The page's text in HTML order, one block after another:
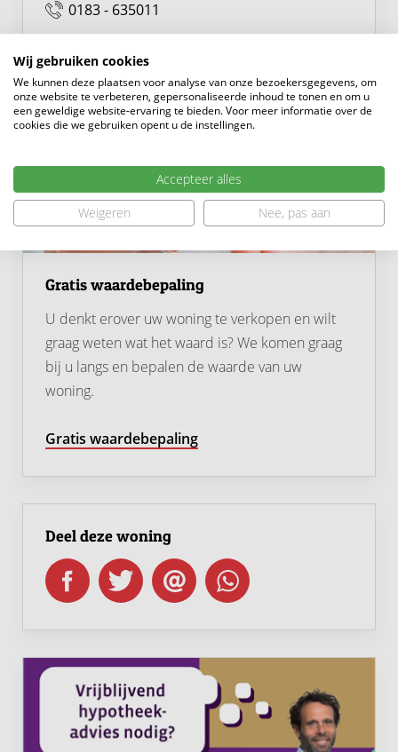
Wonen in Hardinxveld-Giessendam
Wonen aan de Peulenstraat betekent wonen op een
plek waar het dorpscentrum en het water elkaar
ontmoeten. Aan de voorzijde heb je het gemak van
voorzieningen dichtbij, terwijl je aan de achterzijde juist
de rust en charme van de Giessen ervaart. Dat maakt
te leveren op sfeer en buitenruimte.
Voor dagelijkse boodschappen, winkels en andere
voorzieningen hoef je niet ver van huis. Ook het
treinstation ligt op loopafstand, waardoor je gemakkelijk
richting omliggende plaatsen reist. Daarnaast zijn er in
de omgeving diverse wandel- en fietsroutes, onder
andere langs de Giessen en door het groene
buitengebied.
karakter, maar is tegelijk praktisch gelegen ten opzichte
de regio.
Kortom: Peulenstraat 229a is een sfeervolle en
Giessen, aan vaarwater én met het centrum en station
op loopafstand. Een woning met warme details, een
speelse indeling, een lichte tuinkamer en een beschutte
tuin aan het water; precies de combinatie die dit huis zo
bijzonder maakt.
0183 - 635011
Gratis waardebepaling
U denkt erover uw woning te verkopen en wilt
graag weten wat het waard is? We komen graag
bij u langs en bepalen de waarde van uw
woning.
Gratis waardebepaling
Deel deze woning
Wij gebruiken cookies
We kunnen deze plaatsen voor analyse van onze bezoekersgegevens, om
onze website te verbeteren, gepersonaliseerde inhoud te tonen en om u
een geweldige website-ervaring te bieden. Voor meer informatie over de
cookies die we gebruiken opent u de instellingen.
Accepteer alles
Weigeren
Nee, pas aan